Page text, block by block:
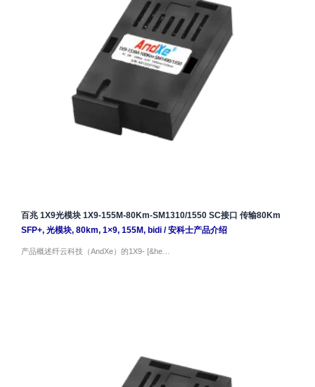
百兆 1X9光模块 1X9-155M-80Km-SM1310/1550 SC接口 传输80Km
SFP+, 光模块, 80km, 1×9, 155M, bidi/安科士产品介绍
产品概述纤云科技（AndXe）的1X9- [&he…